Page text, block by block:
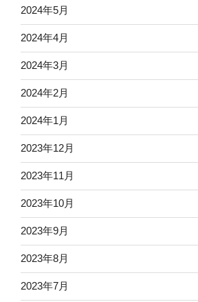
2024年5月
2024年4月
2024年3月
2024年2月
2024年1月
2023年12月
2023年11月
2023年10月
2023年9月
2023年8月
2023年7月